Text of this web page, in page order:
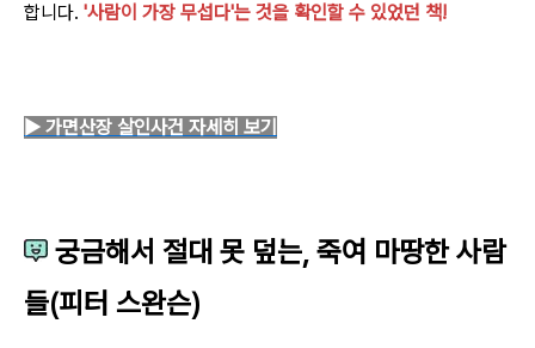
합니다. '사람이 가장 무섭다'는 것을 확인할 수 있었던 책!
▶ 가면산장 살인사건 자세히 보기
궁금해서 절대 못 덮는, 죽여 마땅한 사람
들(피터 스완슨)